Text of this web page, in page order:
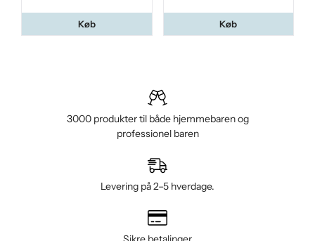
Køb Køb
3000 produkter til både hjemmebaren og
professionel baren
Levering på 2–5 hverdage.